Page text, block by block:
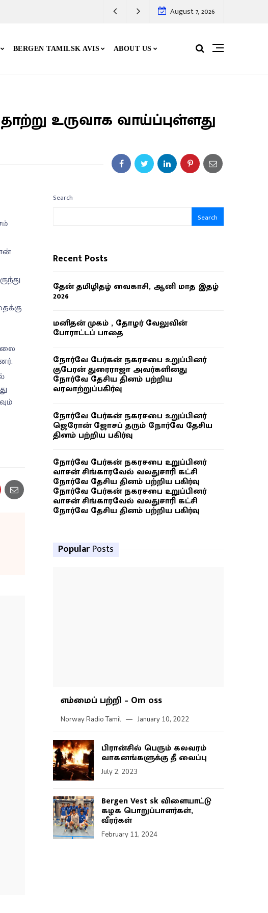
August 7, 2026
BERGEN TAMILSK AVIS ABOUT US
உருவாக வாய்ப்புள்ளது
Search
Search
Recent Posts
தேன் தமிழிதழ் வைகாசி, ஆனி மாத இதழ்
2026
மனிதன் முகம் , தோழர் வேலுவின்
போராட்டப் பாதை
நோர்வே பேர்கன் நகரசபை உறுப்பினர்
குபேரன் துரைராஜா அவர்களினது
நோர்வே தேசிய தினம் பற்றிய
வரலாற்றுப்பகிர்வு
நோர்வே பேர்கன் நகரசபை உறுப்பினர்
ஜெரோன் ஜோசப் தரும் நோர்வே தேசிய
தினம் பற்றிய பகிர்வு
நோர்வே பேர்கன் நகரசபை உறுப்பினர்
வாசன் சிங்காரவேல் வலதுசாரி கட்சி
நோர்வே தேசிய தினம் பற்றிய பகிர்வு
நோர்வே பேர்கன் நகரசபை உறுப்பினர்
வாசன் சிங்காரவேல் வலதுசாரி கட்சி
நோர்வே தேசிய தினம் பற்றிய பகிர்வு
Popular Posts
எம்மைப் பற்றி – Om oss
Norway Radio Tamil January 10, 2022
பிரான்சில் பெரும் கலவரம்
வாகனங்களுக்கு தீ வைப்பு
July 2, 2023
Bergen Vest sk விளையாட்டு
கழக பொறுப்பாளர்கள்,
வீரர்கள்
February 11, 2024